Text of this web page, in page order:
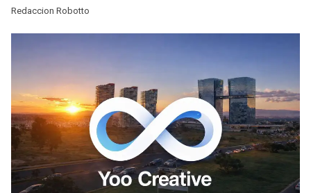
Redaccion Robotto